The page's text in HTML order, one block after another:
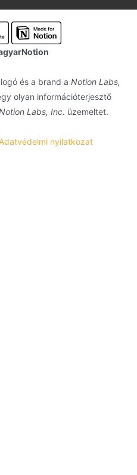
és a brand a Notion Labs,
olyan információterjesztő
Labs, Inc. üzemeltet.
Adatvédelmi nyilatkozat